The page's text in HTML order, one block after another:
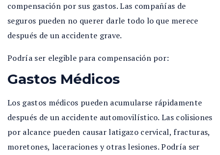
compensación por sus gastos. Las compañías de
seguros pueden no querer darle todo lo que merece
después de un accidente grave.
Podría ser elegible para compensación por:
Gastos Médicos
Los gastos médicos pueden acumularse rápidamente
después de un accidente automovilístico. Las colisiones
por alcance pueden causar latigazo cervical, fracturas,
moretones, laceraciones y otras lesiones. Podría ser